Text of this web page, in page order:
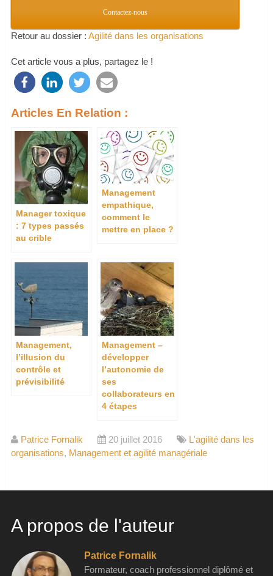
Contactez-nous
Retour au dossier : Agilité dans les organisations
Cet article vous a plus, partagez le !
Articles En Relation :
Manager toxique
: 7 types passés
au crible
Management
empathique,
comment le
mettre en place ?
Management,
l’illusion du
contrôle et
prévisibilité
Management –
développer
l’autonomie de
ses
collaborateurs en
4 étapes
Patrice Fornalik 20 juillet 2016
L'agilité dans les
organisations, Management et agilité managériale
A propos de l'auteur
Patrice Fornalik
Formateur, coach professionnel diplômé et